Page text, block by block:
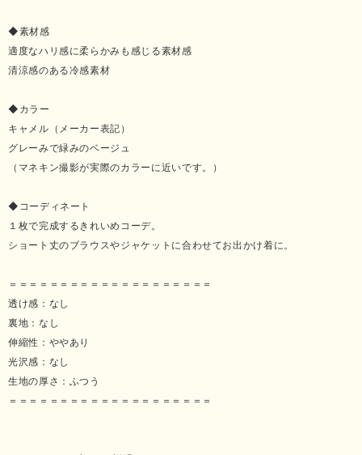
◆素材感
適度なハリ感に柔らかみも感じる素材感
清涼感のある冷感素材
◆カラー
キャメル（メーカー表記）
グレーみで緑みのベージュ
（マネキン撮影が実際のカラーに近いです。）
◆コーディネート
１枚で完成するきれいめコーデ。
ショート丈のブラウスやジャケットに合わせてお出かけ着に。
＝＝＝＝＝＝＝＝＝＝＝＝＝＝＝＝＝＝＝＝
透け感：なし
裏地：なし
伸縮性：ややあり
光沢感：なし
生地の厚さ：ふつう
＝＝＝＝＝＝＝＝＝＝＝＝＝＝＝＝＝＝＝＝